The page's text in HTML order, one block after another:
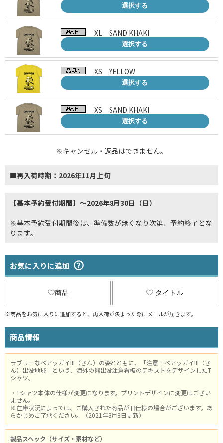
選択する
XL SAND KHAKI
選択する
XS YELLOW
選択する
XS SAND KHAKI
選択する
※キャンセル・返品はできません。
■再入荷時期：2026年11月上旬
【基本予約受付期間】～2026年8月30日（日）
※基本予約受付期間後は、準備数が無くなり次第、予約終了とな
ります。
お気に入りに追加
商品 タイトル
※商品をお気に入りに追加すると、再入荷が決まった際にメールが届きます。
商品情報
ラブリーなベアッガイIII（さん）の姿とともに、「注意！ベアッガイIII（さ
ん）出没地域」という、海外の熊出没注意看板のテキストをデザインしたT
シャツ。
・Tシャツ本体の仕様が変更になります。プリントデザインに変更はござい
ません。
※在庫状況によっては、ご購入された商品が旧仕様の場合がございます。あ
らかじめご了承ください。（2021年3月8日更新）
製品スペック（サイズ・素材など）